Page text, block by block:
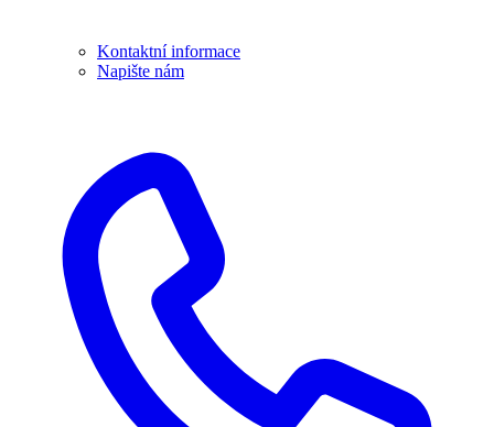
Kontaktní informace
Napište nám